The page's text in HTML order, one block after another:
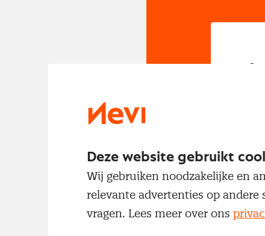
Deze website gebruikt
Wij gebruiken noodzakelijke en
relevante advertenties op
vragen. Lees meer over ons